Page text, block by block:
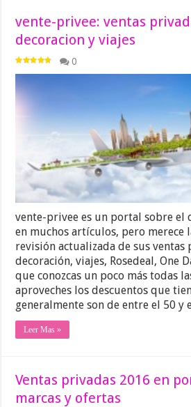
vente-privee: ventas
decoracion y viajes
0
vente-privee es un portal sobre el
en muchos artículos, pero merece
revisión actualizada de sus ventas
decoración, viajes, Rosedeal, One
que conozcas un poco más todas
aproveches los descuentos que
generalmente son de entre el 50 y
Leer Mas »
Ventas privadas 2016 en
marcas y ofertas